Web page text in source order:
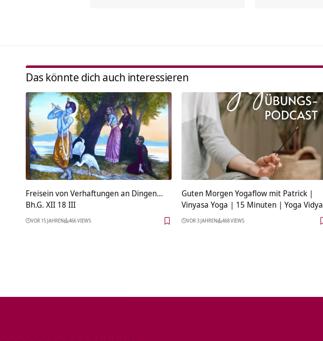
Das könnte dich auch interessieren
Freisein von Verhaftungen an Dingen…
Bh.G. XII 18 III
VOR 15 JAHREN 466 VIEWS
Guten Morgen Yogaflow mit Patrick |
Vinyasa Yoga | 15 Minuten | Yoga Vidya
VOR 3 JAHREN 468 VIEWS